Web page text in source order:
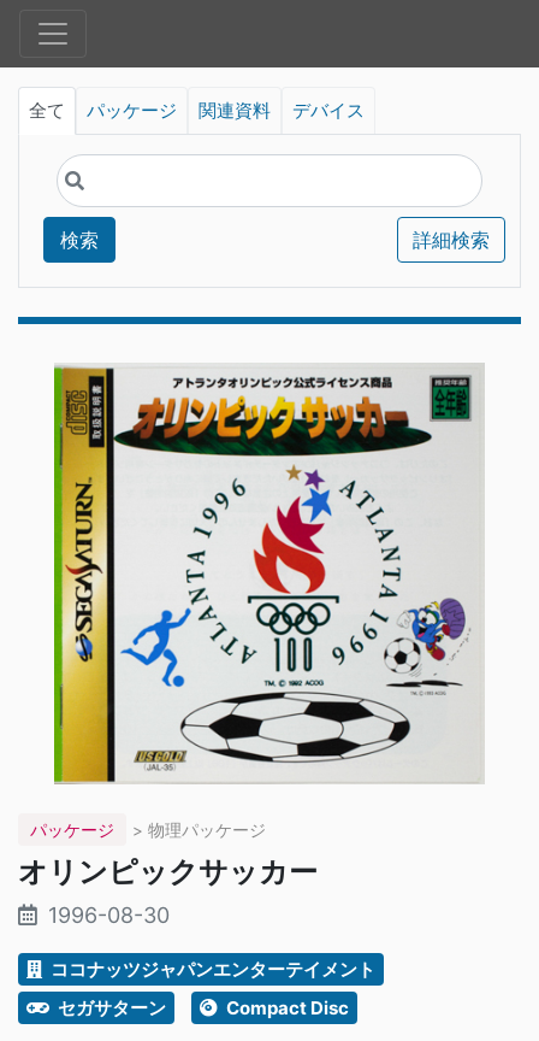
全て パッケージ 関連資料 デバイス
検索 詳細検索
パッケージ > 物理パッケージ
オリンピックサッカー
1996-08-30
ココナッツジャパンエンターテイメント
セガサターン
Compact Disc